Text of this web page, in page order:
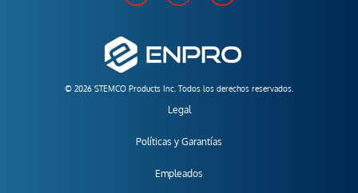
© 2026 STEMCO Products Inc. Todos los derechos reservados.
Legal
Políticas y Garantías
Empleados